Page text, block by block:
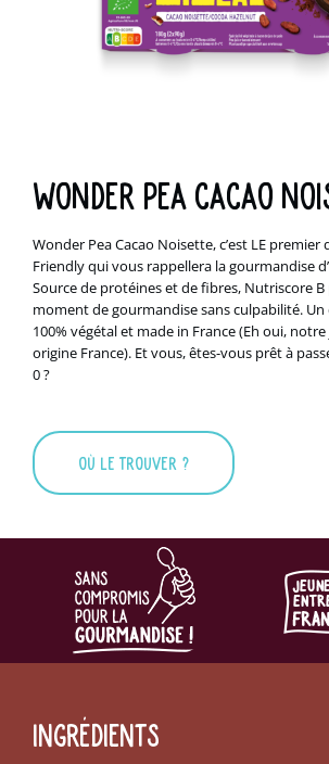
Wonder Pea Cacao
Wonder Pea Cacao Noisette, c’est LE premier
Friendly qui vous rappellera la gourmandise
Source de protéines et de fibres, Nutriscore
moment de gourmandise sans culpabilité.
100% végétal et made in France (Eh oui,
origine France). Et vous, êtes-vous prêt à
0 ?
où le trouver ?
INGRÉDIENTS